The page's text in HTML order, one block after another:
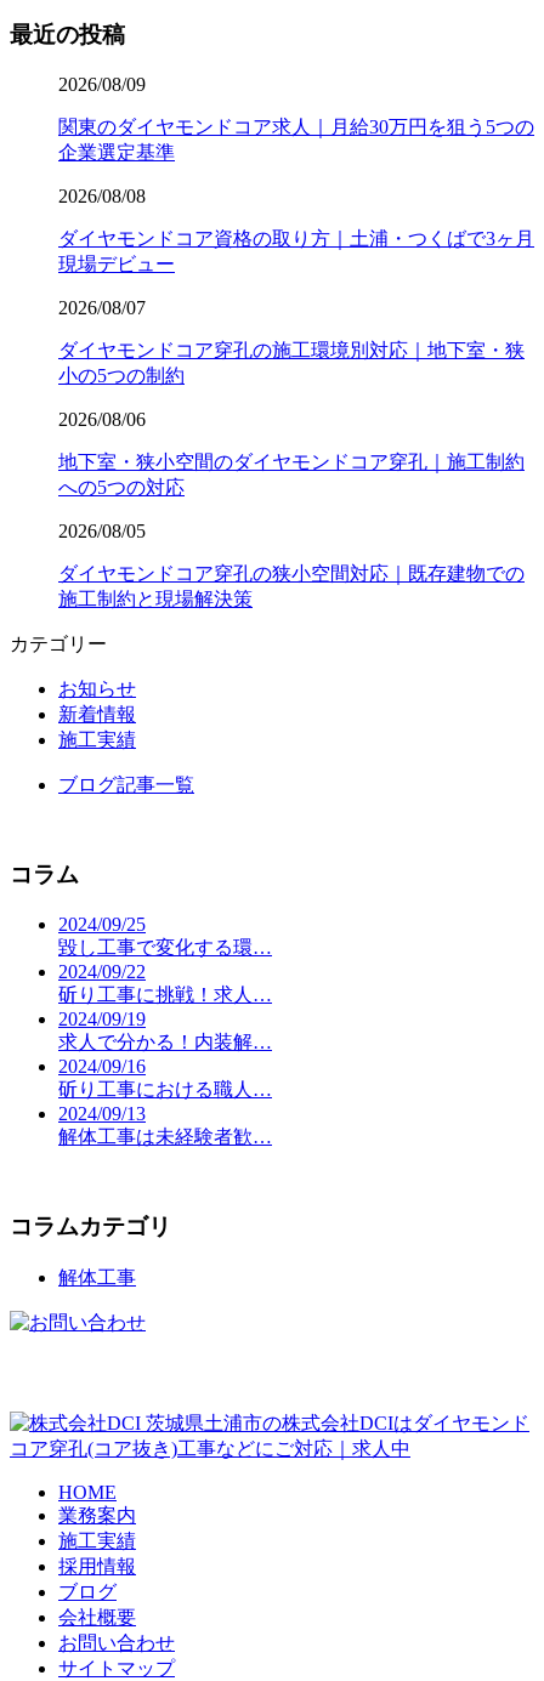
最近の投稿
2026/08/09
関東のダイヤモンドコア求人｜月給30万円を狙う5つの
企業選定基準
2026/08/08
ダイヤモンドコア資格の取り方｜土浦・つくばで3ヶ月
現場デビュー
2026/08/07
ダイヤモンドコア穿孔の施工環境別対応｜地下室・狭
小の5つの制約
2026/08/06
地下室・狭小空間のダイヤモンドコア穿孔｜施工制約
への5つの対応
2026/08/05
ダイヤモンドコア穿孔の狭小空間対応｜既存建物での
施工制約と現場解決策
カテゴリー
お知らせ
新着情報
施工実績
ブログ記事一覧
コラム
2024/09/25
毀し工事で変化する環…
2024/09/22
斫り工事に挑戦！求人…
2024/09/19
求人で分かる！内装解…
2024/09/16
斫り工事における職人…
2024/09/13
解体工事は未経験者歓…
コラムカテゴリ
解体工事
茨城県土浦市の株式会社DCIはダイヤモンド
コア穿孔(コア抜き)工事などにご対応｜求人中
HOME
業務案内
施工実績
採用情報
ブログ
会社概要
お問い合わせ
サイトマップ